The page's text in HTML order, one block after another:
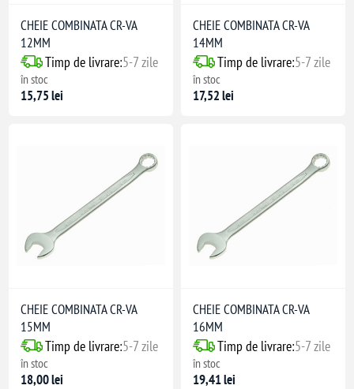
CHEIE COMBINATA CR-VA
12MM
Timp de livrare:5-7 zile
în stoc
15,75 lei
CHEIE COMBINATA CR-VA
14MM
Timp de livrare:5-7 zile
în stoc
17,52 lei
CHEIE COMBINATA CR-VA
15MM
Timp de livrare:5-7 zile
în stoc
18,00 lei
CHEIE COMBINATA CR-VA
16MM
Timp de livrare:5-7 zile
în stoc
19,41 lei